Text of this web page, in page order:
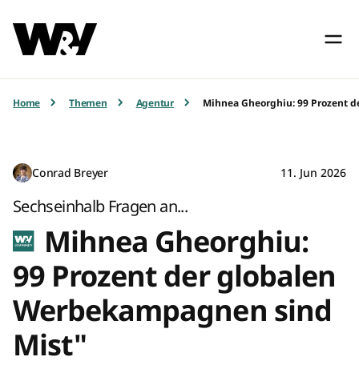
Home Themen Agentur Mihnea Gheorghiu: 99 Prozent
Conrad Breyer 11. Jun 2026
Sechseinhalb Fragen an...
Mihnea Gheorghiu:
99 Prozent der globalen
Werbekampagnen sind
Mist"